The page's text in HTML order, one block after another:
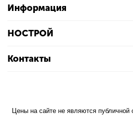
Информация
НОСТРОЙ
Контакты
Цены на сайте не являются публичной